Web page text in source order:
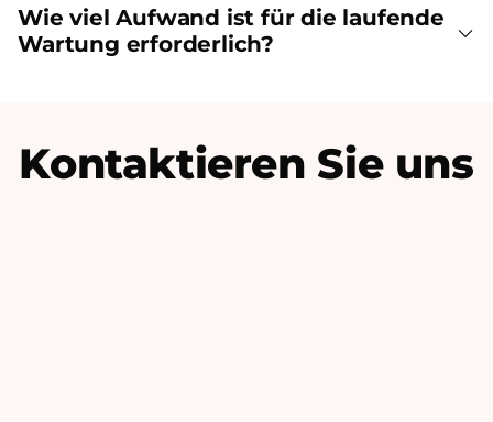
Wie viel Aufwand ist für die laufende
Wartung erforderlich?
Kontaktieren Sie uns